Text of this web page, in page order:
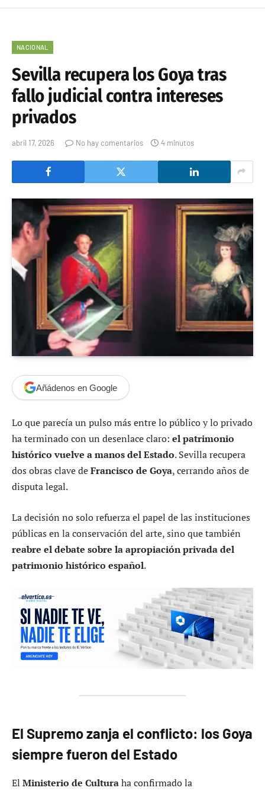
NACIONAL
Sevilla recupera los Goya tras
fallo judicial contra intereses
privados
abril 17, 2026 No hay comentarios 4 minutos
Añádenos en Google
Lo que parecía un pulso más entre lo público y lo privado
ha terminado con un desenlace claro: el patrimonio
histórico vuelve a manos del Estado. Sevilla recupera
dos obras clave deFrancisco de Goya, cerrando años de
disputa legal.
La decisión no solo refuerza el papel de las instituciones
públicas en la conservación del arte, sino que también
reabre el debate sobre la apropiación privada del
patrimonio histórico español.
El Supremo zanja el conflicto: los Goya
siempre fueron del Estado
El Ministerio de Culturaha confirmado la